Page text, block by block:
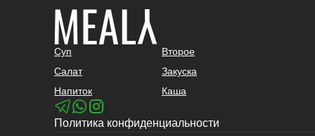
Суп
Второе
Салат
Закуска
Напиток
Каша
Политика конфиденциальности